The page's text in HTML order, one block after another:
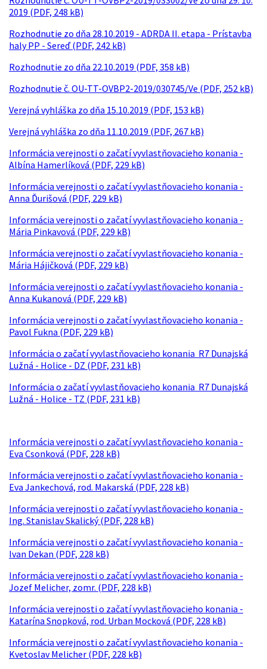
2019 (PDF, 248 kB)
Rozhodnutie zo dňa 28.10.2019 - ADRDA II. etapa - Prístavba
haly PP - Sereď (PDF, 242 kB)
Rozhodnutie zo dňa 22.10.2019 (PDF, 358 kB)
Rozhodnutie č. OU-TT-OVBP2-2019/030745/Ve (PDF, 252 kB)
Verejná vyhláška zo dňa 15.10.2019 (PDF, 153 kB)
Verejná vyhláška zo dňa 11.10.2019 (PDF, 267 kB)
Informácia verejnosti o začatí vyvlastňovacieho konania -
Albína Hamerlíková (PDF, 229 kB)
Informácia verejnosti o začatí vyvlastňovacieho konania -
Anna Ďurišová (PDF, 229 kB)
Informácia verejnosti o začatí vyvlastňovacieho konania -
Mária Pinkavová (PDF, 229 kB)
Informácia verejnosti o začatí vyvlastňovacieho konania -
Mária Hájičková (PDF, 229 kB)
Informácia verejnosti o začatí vyvlastňovacieho konania -
Anna Kukanová (PDF, 229 kB)
Informácia verejnosti o začatí vyvlastňovacieho konania -
Pavol Fukna (PDF, 229 kB)
Informácia o začatí vyvlastňovacieho konania R7 Dunajská
Lužná - Holice - DZ (PDF, 231 kB)
Informácia o začatí vyvlastňovacieho konania R7 Dunajská
Lužná - Holice - TZ (PDF, 231 kB)
Informácia verejnosti o začatí vyvlastňovacieho konania -
Eva Csonková (PDF, 228 kB)
Informácia verejnosti o začatí vyvlastňovacieho konania -
Eva Jankechová, rod. Makarská (PDF, 228 kB)
Informácia verejnosti o začatí vyvlastňovacieho konania -
Ing. Stanislav Skalický (PDF, 228 kB)
Informácia verejnosti o začatí vyvlastňovacieho konania -
Ivan Dekan (PDF, 228 kB)
Informácia verejnosti o začatí vyvlastňovacieho konania -
Jozef Melicher, zomr. (PDF, 228 kB)
Informácia verejnosti o začatí vyvlastňovacieho konania -
Katarína Snopková, rod. Urban Mocková (PDF, 228 kB)
Informácia verejnosti o začatí vyvlastňovacieho konania -
Kvetoslav Melicher (PDF, 228 kB)